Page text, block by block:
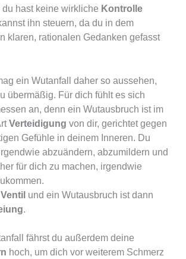
du hast keine wirkliche Kontrolle
ihn steuern, da du in dem
klaren, rationalen Gedanken gefasst
ein Wutanfall daher so aussehen,
übermäßig. Für dich fühlt es sich
an, denn ein Wutausbruch ist im
Verteidigung von dir, gerichtet gegen
Gefühle in deinem Inneren. Du
abzuändern, abzumildern und
für dich zu machen, irgendwie
Ventil und ein Wutausbruch ist dann
fährst du außerdem deine
hoch, um dich vor weiterem Schmerz